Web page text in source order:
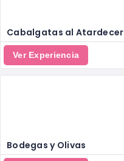
Cabalgatas al Atardecer
Ver Experiencia
Bodegas y Olivas